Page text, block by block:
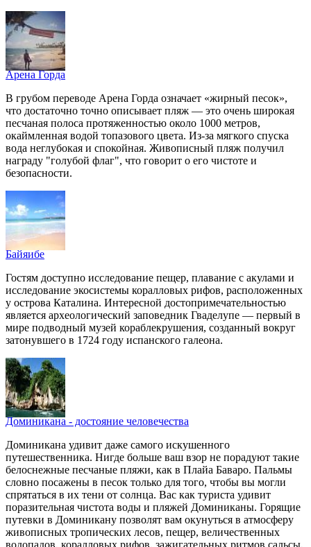
Арена Горда
В грубом переводе Арена Горда означает «жирный песок»,
что достаточно точно описывает пляж — это очень широкая
песчаная полоса протяженностью около 1000 метров,
окаймленная водой топазового цвета. Из-за мягкого спуска
вода неглубокая и спокойная. Живописный пляж получил
награду "голубой флаг", что говорит о его чистоте и
безопасности.
Байяибе
Гостям доступно исследование пещер, плавание с акулами и
исследование экосистемы коралловых рифов, расположенных
у острова Каталина. Интересной достопримечательностью
является археологический заповедник Гваделупе — первый в
мире подводный музей кораблекрушения, созданный вокруг
затонувшего в 1724 году испанского галеона.
Доминикана - достояние человечества
Доминикана удивит даже самого искушенного
путешественника. Нигде больше ваш взор не порадуют такие
белоснежные песчаные пляжи, как в Плайа Баваро. Пальмы
словно посажены в песок только для того, чтобы вы могли
спрятаться в их тени от солнца. Вас как туриста удивит
поразительная чистота воды и пляжей Доминиканы. Горящие
путевки в Доминикану позволят вам окунуться в атмосферу
живописных тропических лесов, пещер, величественных
водопадов, коралловых рифов, зажигательных ритмов сальсы,